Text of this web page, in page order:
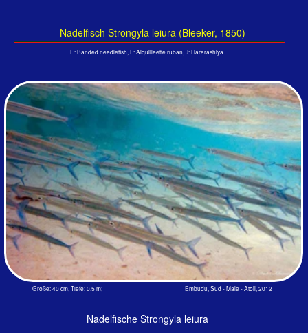
"Fischführer Südostasien" des Tetraverlages auf Seite 54 steht,
Halbschnabelhechte leben von Algen, dann kann man sich nur fragen,
wie sie denn mit dem langen störenden Unterkiefer an diese
herankommen sollen! Haben nicht viele Fischarten gerade
deswegen so lange „Nasen“ damit sie nicht an die oft giftigen
Fischen. Immer sieht man die auffallenden Fische in kleinen
Schulverbänden, auch in Küstengebieten, im Brackwasser
der Mangroven und sogar um Flussmündungen.
‍Schwimmt man nachts mit Flosse, Schnorchel und Lampe
um die Inseln, kann man recht schmerzhaft mit den spitzen
Mäulern schlafender Halbschnabelhechte Bekanntschaft
machen: Sie pieken mächtig an der Stirn.
Halbschnabelhecht Hyporhamphus affinis (Günther, 1866)
E: Banded needlefish, F: Aiquilleette ruban, J: Hararashiya, D: ?
Größe: 20 cm, Tiefe: 0.5 m; Kuramathi, Rasdu - Atoll, 1984